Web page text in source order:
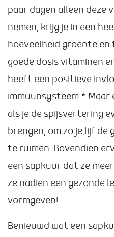
paar dagen alleen deze
nemen, krijg je in een
hoeveelheid groente en
goede dosis vitaminen
heeft een positieve
immuunsysteem.* Maar
als je de spijsvertering
brengen, om zo je lijf de
te ruimen. Bovendien
een sapkuur dat ze
ze nadien een gezonde
vormgeven!
Benieuwd wat een